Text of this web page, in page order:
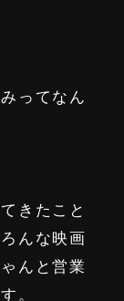
ってなん
きたこと
んな映画
んと営業
。